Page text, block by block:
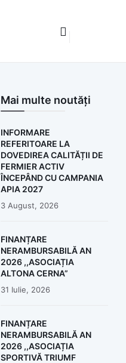
Mai multe noutăți
INFORMARE
REFERITOARE LA
DOVEDIREA CALITĂȚII DE
FERMIER ACTIV
ÎNCEPÂND CU CAMPANIA
APIA 2027
3 August, 2026
FINANȚARE
NERAMBURSABILĂ AN
2026 ,,ASOCIAȚIA
ALTONA CERNA”
31 Iulie, 2026
FINANȚARE
NERAMBURSABILĂ AN
2026 ,,ASOCIAȚIA
SPORTIVĂ TRIUMF